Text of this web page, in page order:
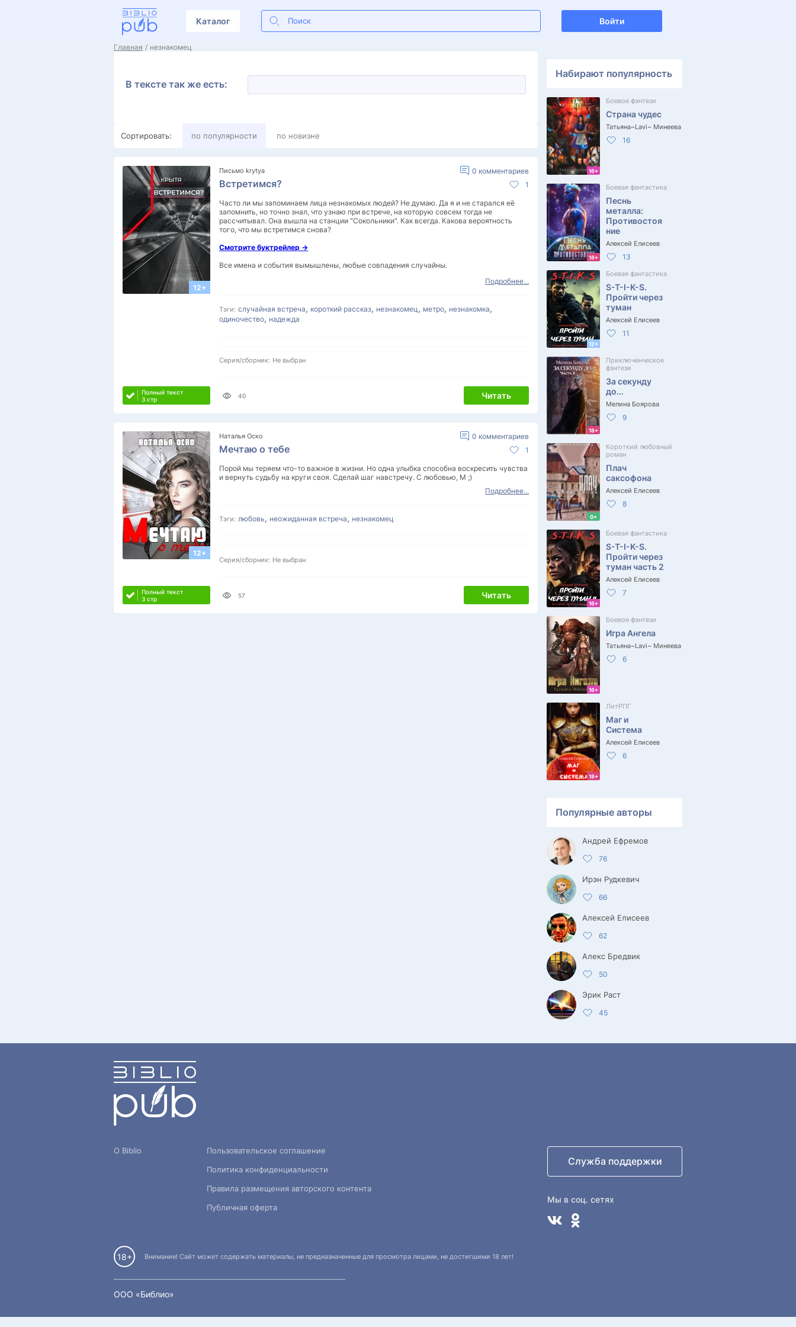
Каталог Войти
Главная незнакомец
В тексте так же есть:
Сортировать: по популярности по новизне
12+
Письмо krytya 0 комментариев
Встретимся? 1
Часто ли мы запоминаем лица незнакомых людей? Не думаю. Да я и не старался её
запомнить, но точно знал, что узнаю при встрече, на которую совсем тогда не
рассчитывал. Она вышла на станции "Сокольники". Как всегда. Какова вероятность
того, что мы встретимся снова?
Смотрите буктрейлер ->
Все имена и события вымышлены, любые совпадения случайны.
Подробнее...
Тэги: случайная встреча, короткий рассказ, незнакомец, метро, незнакомка,
одиночество, надежда
Серия/сборник: Не выбран
Полный текст
3 стр
40 Читать
12+
Наталья Оско 0 комментариев
Мечтаю о тебе 1
Порой мы теряем что-то важное в жизни. Но одна улыбка способна воскресить чувства
и вернуть судьбу на круги своя. Сделай шаг навстречу. С любовью, М ;)
Подробнее...
Тэги: любовь, неожиданная встреча, незнакомец
Серия/сборник: Не выбран
Полный текст
3 стр
57 Читать
Набирают популярность
16+
Боевое фэнтези
Страна чудес
Татьяна~Lavi~ Минеева
16
18+
Боевая фантастика
Песнь
металла:
Противостоя
ние
Алексей Елисеев
13
12+
Боевая фантастика
S-T-I-K-S.
Пройти через
туман
Алексей Елисеев
11
18+
Приключенческое
фэнтези
За секунду
до...
Мелина Боярова
9
0+
Короткий любовный
роман
Плач
саксофона
Алексей Елисеев
8
16+
Боевая фантастика
S-T-I-K-S.
Пройти через
туман часть 2
Алексей Елисеев
7
16+
Боевое фэнтези
Игра Ангела
Татьяна~Lavi~ Минеева
6
18+
ЛитРПГ
Маг и
Система
Алексей Елисеев
6
Популярные авторы
Андрей Ефремов
76
Ирэн Рудкевич
66
Алексей Елисеев
62
Алекс Бредвик
50
Эрик Раст
45
О Biblio
Пользовательское соглашение
Политика конфиденциальности
Правила размещения авторского контента
Публичная оферта
Служба поддержки
Мы в соц. сетях
18+ Внимание! Сайт может содержать материалы, не предназначенные для просмотра лицами, не достигшими 18 лет!
OOO «Библио»